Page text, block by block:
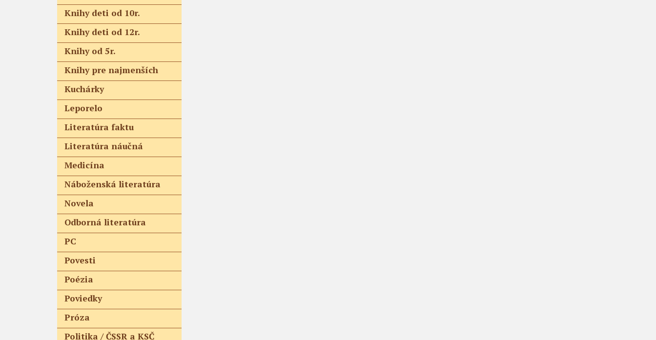
Knihy deti od 10r.
Knihy deti od 12r.
Knihy od 5r.
Knihy pre najmenších
Kuchárky
Leporelo
Literatúra faktu
Literatúra náučná
Medicína
Náboženská literatúra
Novela
Odborná literatúra
PC
Povesti
Poézia
Poviedky
Próza
Politika / ČSSR a KSČ